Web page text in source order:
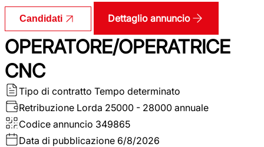
Candidati Dettaglio annuncio
OPERATORE/OPERATRICE
CNC
Tipo di contratto Tempo determinato
Retribuzione Lorda 25000 - 28000 annuale
Codice annuncio 349865
Data di pubblicazione 6/8/2026